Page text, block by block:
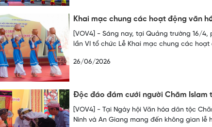
Khai mạc chung các hoạt động văn
[VOV4] - Sáng nay, tại Quảng trường 16/
lần VI tổ chức Lễ Khai mạc chung các
26/06/2026
Độc đáo đám cưới người Chăm Islam
[VOV4] - Tại Ngày hội Văn hóa dân tộc
Ninh và An Giang mang đến không gian